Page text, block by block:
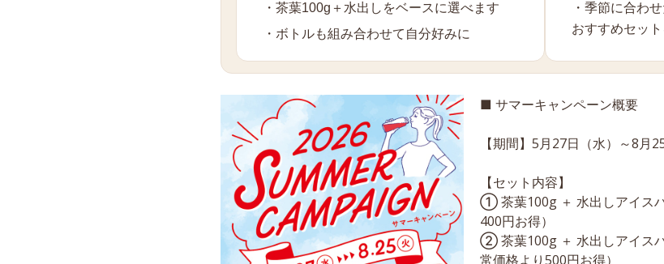
・茶葉100g＋水出しをベースに選べます
・ボトルも組み合わせて自分好みに
・季節に合わ
おすすめセッ
■ サマーキャンペーン概要
【期間】5月27日（水）～8月
【セット内容】
① 茶葉100g ＋ 水出しアイス
400円お得）
② 茶葉100g ＋ 水出しアイス
常価格より500円お得）